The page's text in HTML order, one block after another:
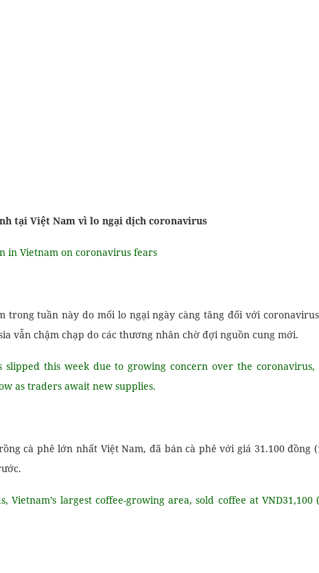
tại Việt Nam vì lo ngại dịch coronavirus
in Vietnam on coronavirus fears
trong tuần này do mối lo ngại ngày càng tăng đối với
vẫn chậm chạp do các thương nhân chờ đợi nguồn cung mới.
slipped this week due to growing concern over the
as traders await new supplies.
cà phê lớn nhất Việt Nam, đã bán cà phê với giá 31.100 đồng
Vietnam’s largest coffee-growing area, sold coffee at VND31,100
Thực Dụng Khóa Grammar nâng